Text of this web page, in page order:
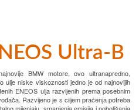
Ultra-B
BMW motore, ovo ultranapredno,
ulje niske viskoznosti jedno je od najnovijih
ENEOS ulja razvijenih prema posebnim
Razvijeno je s ciljem praćenja potreba